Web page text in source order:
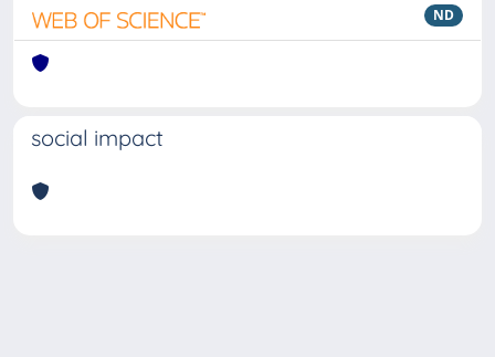
ND
social impact